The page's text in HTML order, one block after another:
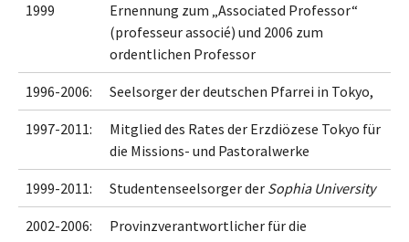
1999
Ernennung zum „Associated Professor“
(professeur associé) und 2006 zum
ordentlichen Professor
1996-2006: Seelsorger der deutschen Pfarrei in Tokyo,
1997-2011:
Mitglied des Rates der Erzdiözese Tokyo für
die Missions- und Pastoralwerke
1999-2011: Studentenseelsorger der Sophia University
2002-2006:
Provinzverantwortlicher für die